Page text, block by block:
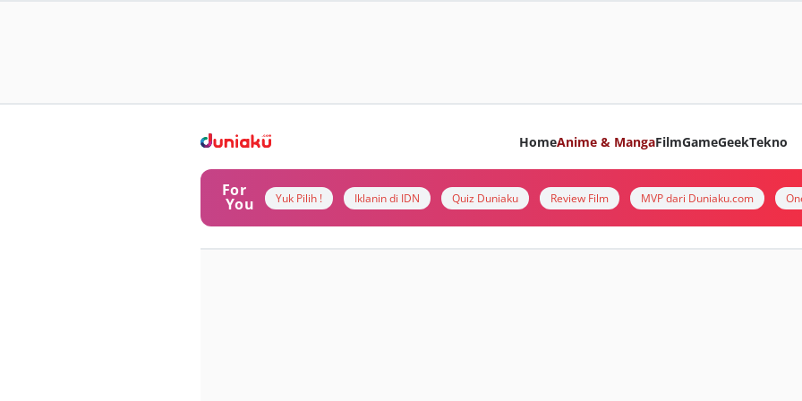
HomeAnime & MangaFilmGameGeekTekno
For
You Yuk Pilih ! Iklanin di IDN Quiz Duniaku Review Film MVP dari Duniaku.com